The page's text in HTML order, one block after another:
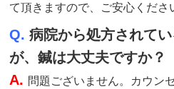
て頂きますので、ご安心くださ
Q.病院から処方されて
が、鍼は大丈夫ですか？
A. 問題ございません。カウン